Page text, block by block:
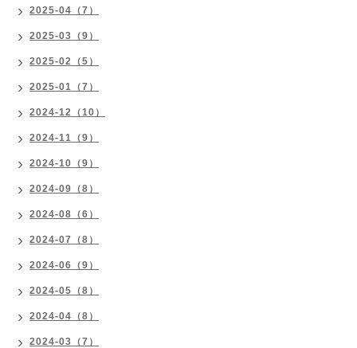
2025-04（7）
2025-03（9）
2025-02（5）
2025-01（7）
2024-12（10）
2024-11（9）
2024-10（9）
2024-09（8）
2024-08（6）
2024-07（8）
2024-06（9）
2024-05（8）
2024-04（8）
2024-03（7）